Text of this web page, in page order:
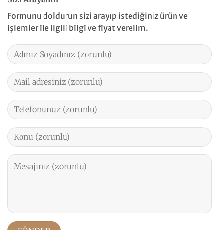
Formunu doldurun sizi arayıp istediğiniz ürün ve
işlemler ile ilgili bilgi ve fiyat verelim.